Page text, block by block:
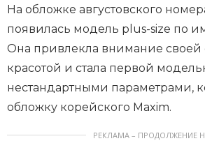
На обложке августовского
появилась модель plus-size по
Она привлекла внимание своей
красотой и стала первой
нестандартными параметрами,
обложку корейского Maxim.
РЕКЛАМА – ПРОДОЛЖЕНИЕ